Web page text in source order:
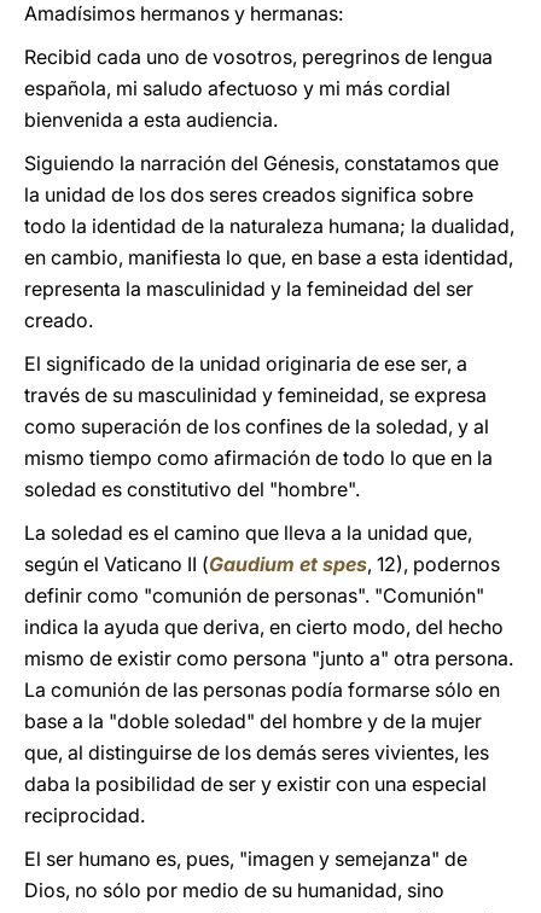
Amadísimos hermanos y hermanas:
Recibid cada uno de vosotros, peregrinos de lengua
española, mi saludo afectuoso y mi más cordial
bienvenida a esta audiencia.
Siguiendo la narración del Génesis, constatamos que
la unidad de los dos seres creados significa sobre
todo la identidad de la naturaleza humana; la dualidad,
en cambio, manifiesta lo que, en base a esta identidad,
representa la masculinidad y la femineidad del ser
creado.
El significado de la unidad originaria de ese ser, a
través de su masculinidad y femineidad, se expresa
como superación de los confines de la soledad, y al
mismo tiempo como afirmación de todo lo que en la
soledad es constitutivo del "hombre".
La soledad es el camino que lleva a la unidad que,
según el Vaticano II (Gaudium et spes, 12), podernos
definir como "comunión de personas". "Comunión"
indica la ayuda que deriva, en cierto modo, del hecho
mismo de existir como persona "junto a" otra persona.
La comunión de las personas podía formarse sólo en
base a la "doble soledad" del hombre y de la mujer
que, al distinguirse de los demás seres vivientes, les
daba la posibilidad de ser y existir con una especial
reciprocidad.
El ser humano es, pues, "imagen y semejanza" de
Dios, no sólo por medio de su humanidad, sino